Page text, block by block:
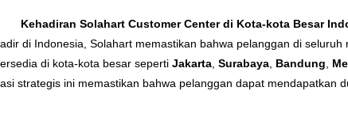
Kehadiran Solahart Customer Center di Kota-kota Besar
di Indonesia, Solahart memastikan bahwa pelanggan di
di kota-kota besar sepertiJakarta ,Surabaya Bandung
strategis ini memastikan bahwa pelanggan dapat mendapatkan